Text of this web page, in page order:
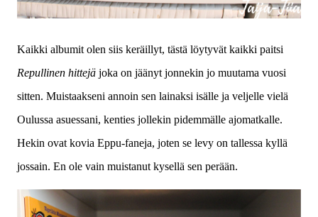
Kaikki albumit olen siis keräillyt, tästä löytyvät kaikki paitsi
Repullinen hittejä joka on jäänyt jonnekin jo muutama vuosi
sitten. Muistaakseni annoin sen lainaksi isälle ja veljelle vielä
Oulussa asuessani, kenties jollekin pidemmälle ajomatkalle.
Hekin ovat kovia Eppu-faneja, joten se levy on tallessa kyllä
jossain. En ole vain muistanut kysellä sen perään.